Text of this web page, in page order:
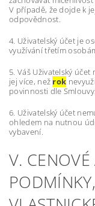
V případě, že dojde k
odpovědnost.
4. Uživatelský účet je
využívání třetím
5. Váš Uživatelský
jej více, než rok
povinnosti dle Smlouvy.
6. Uživatelský účet
ohledem na nutnou
vybavení.
V.